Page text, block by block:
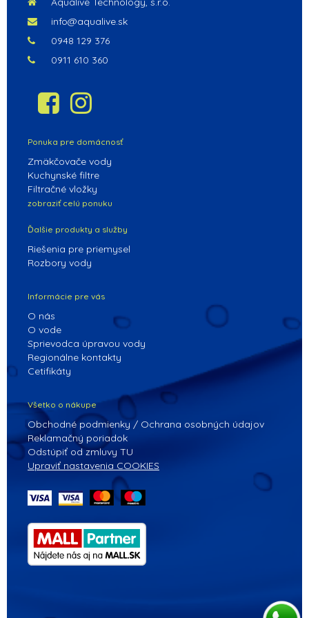
info@aqualive.sk
0948 129 376
0911 610 360
Ponuka pre domácnosť
Zmäkčovače vody
Kuchynské filtre
Filtračné vložky
zobraziť celú ponuku
Ďalšie produkty a služby
Riešenia pre priemysel
Rozbory vody
Informácie pre vás
O nás
O vode
Sprievodca úpravou vody
Regionálne kontakty
Cetifikáty
Všetko o nákupe
Obchodné podmienky / Ochrana osobných údajov
Reklamačný poriadok
Odstúpiť od zmluvy TU
Upraviť nastavenia COOKIES